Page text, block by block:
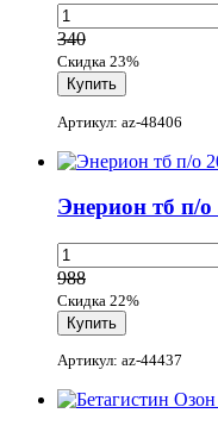
340
Скидка 23%
Артикул: az-48406
Энерион тб п/
988
Скидка 22%
Артикул: az-44437